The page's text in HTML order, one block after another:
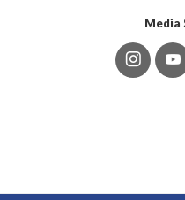
Media